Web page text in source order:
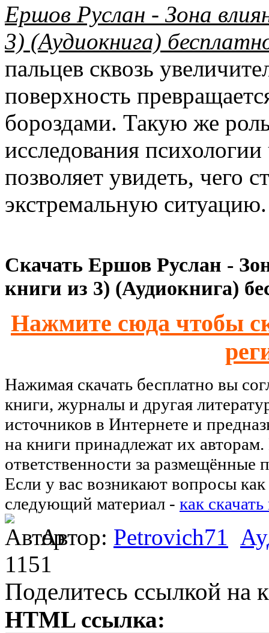
Ершов Руслан - Зона
3) (Аудиокнига)
пальцев сквозь
поверхность
бороздами. Такую же
исследования
позволяет увидеть, чего
экстремальную ситуацию.
Скачать Ершов Руслан -
книги из 3) (Аудиокнига)
Нажмите сюда чтобы
Нажимая скачать бесплатно вы
книги, журналы и другая
источников в Интернете и
на книги принадлежат их
ответственности за размещённые
Если у вас возникают вопросы как
следующий материал - как
Автор: Petrovich71
1151
Поделитесь ссылкой на
HTML ссылка: